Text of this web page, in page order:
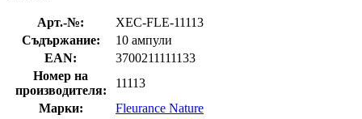
Арт.-№:
XEC-FLE-11113
Съдържание:
10 ампули
EAN:
3700211111133
Номер на
производителя:
11113
Марки:
Fleurance Nature